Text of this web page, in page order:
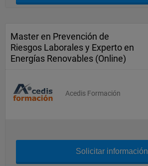
Master en Prevención de
Riesgos Laborales y Experto en
Energías Renovables (Online)
Acedis Formación
Solicitar información